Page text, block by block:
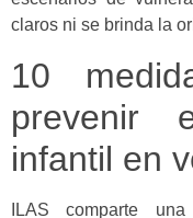
claros ni se brinda la
10
prevenir
infantil en
ILAS comparte